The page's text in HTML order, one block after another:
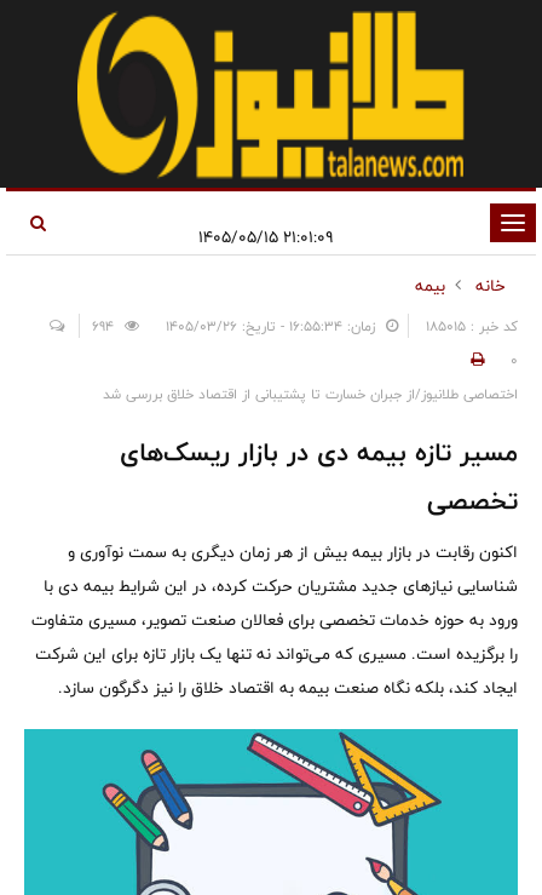
تغییر
وضعیت
ناوبری
خانه
بیمه
کد خبر : 185015 زمان: ۱۶:۵۵:۳۴ - تاریخ: ۱۴۰۵/۰۳/۲۶
0
اختصاصی طلانیوز/از جبران خسارت تا پشتیبانی از اقتصاد خلاق بررسی شد
مسیر تازه بیمه دی در بازار ریسک‌های
تخصصی
اکنون رقابت در بازار بیمه بیش از هر زمان دیگری به سمت نوآوری و
شناسایی نیازهای جدید مشتریان حرکت کرده، در این شرایط بیمه دی با
ورود به حوزه خدمات تخصصی برای فعالان صنعت تصویر، مسیری متفاوت
را برگزیده است. مسیری که می‌تواند نه تنها یک بازار تازه برای این شرکت
ایجاد کند، بلکه نگاه صنعت بیمه به اقتصاد خلاق را نیز دگرگون سازد.